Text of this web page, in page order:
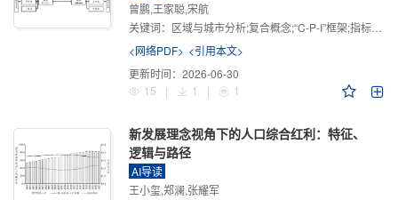
曾鹏,王家聪,宋航
关键词： 区域与城市分析;复合概念;“C-P-I”框架;指标体系
<网络PDF> <引用本文>
更新时间： 2026-06-30
15
| 1 | 1
新发展理念视角下的人口综合红利：特征、
逻辑与路径
AI导读
王小玺,郑澜,张耀军